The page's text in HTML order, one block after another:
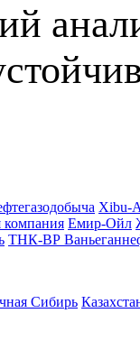
Xibu-
компания Емир-Ойл
ТНК-ВР
Сибирь